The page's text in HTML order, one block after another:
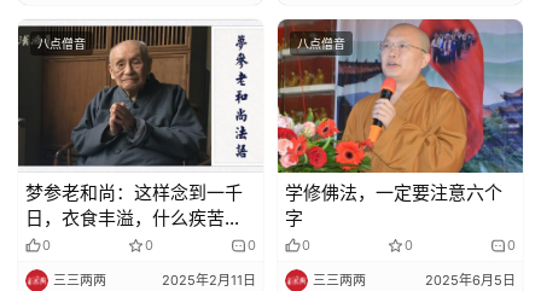
八点僧音
梦参老和尚：这样念到一千
日，衣食丰溢，什么疾苦都
没有了
0 0 0
三三两两 2025年2月11日
八点僧音
学修佛法，一定要注意六个
字
0 0 0
三三两两 2025年6月5日